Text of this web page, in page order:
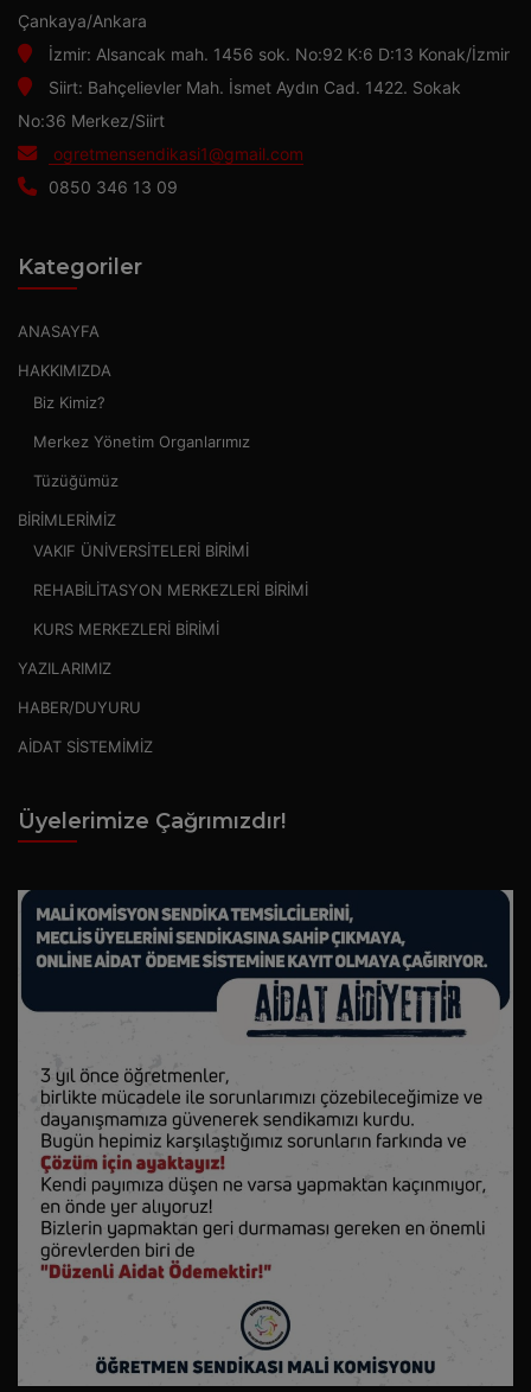
Çankaya/Ankara
İzmir: Alsancak mah. 1456 sok. No:92 K:6 D:13 Konak/İzmir
Siirt: Bahçelievler Mah. İsmet Aydın Cad. 1422. Sokak
No:36 Merkez/Siirt
ogretmensendikasi1@gmail.com
0850 346 13 09
Kategoriler
ANASAYFA
HAKKIMIZDA
Biz Kimiz?
Merkez Yönetim Organlarımız
Tüzüğümüz
BİRİMLERİMİZ
VAKIF ÜNİVERSİTELERİ BİRİMİ
REHABİLİTASYON MERKEZLERİ BİRİMİ
KURS MERKEZLERİ BİRİMİ
YAZILARIMIZ
HABER/DUYURU
AİDAT SİSTEMİMİZ
Üyelerimize Çağrımızdır!